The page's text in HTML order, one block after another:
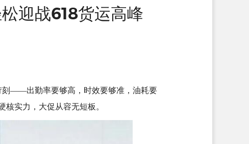
迎战618货运高峰
刻——出勤率要够高，时效要够准，油耗要
实力，大促从容无短板。